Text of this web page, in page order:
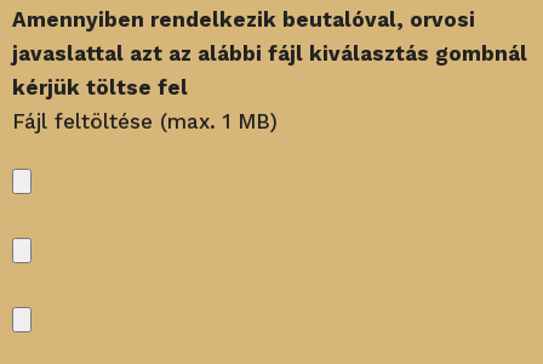
Amennyiben rendelkezik beutalóval, orvosi
javaslattal azt az alábbi fájl kiválasztás gombnál
kérjük töltse fel
Fájl feltöltése (max. 1 MB)